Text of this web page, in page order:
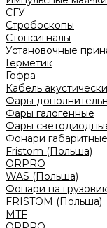
СГУ
Стробоскопы
Стопсигналы
Установочные
Герметик
Гофра
Кабель
Фары
Фары галогенные
Фары
Фонари
Fristom (Польша)
ORPRO
WAS (Польша)
Фонари на
FRISTOM (Польша)
MTF